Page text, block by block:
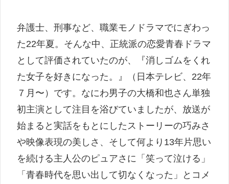
弁護士、刑事など、職業モノドラマでにぎわっ
た22年夏。そんな中、正統派の恋愛青春ドラマ
として評価されていたのが、『消しゴムをくれ
た女子を好きになった。』（日本テレビ、22年
７月〜）です。なにわ男子の大橋和也さん単独
初主演として注目を浴びていましたが、放送が
始まると実話をもとにしたストーリーの巧みさ
や映像表現の美しさ、そして何より13年片思い
を続ける主人公のピュアさに「笑って泣ける」
「青春時代を思い出して切なくなった」とコメ